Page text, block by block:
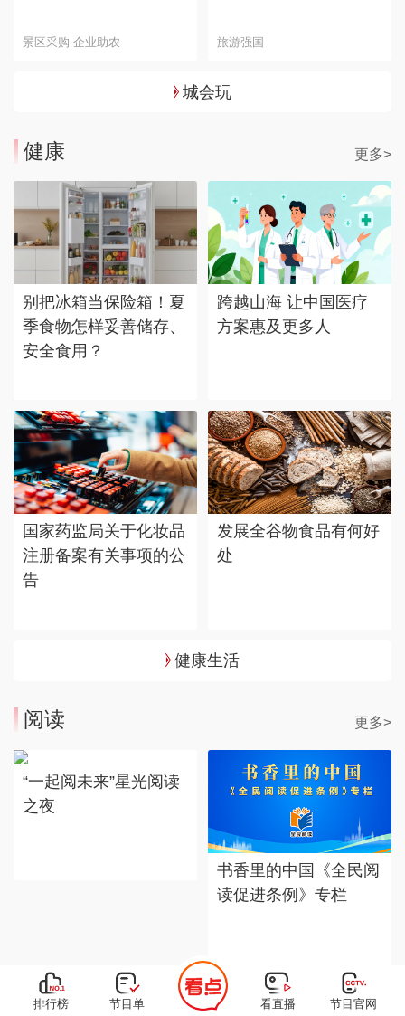
景区采购 企业助农 旅游强国
城会玩
健康 更多>
别把冰箱当保险箱！夏
季食物怎样妥善储存、
安全食用？
跨越山海 让中国医疗
方案惠及更多人
国家药监局关于化妆品
注册备案有关事项的公
告
发展全谷物食品有何好
处
健康生活
阅读 更多>
“一起阅未来”星光阅读
之夜
书香里的中国《全民阅
读促进条例》专栏
《中国儿童百科全书》
排行榜 节目单 看直播 节目官网